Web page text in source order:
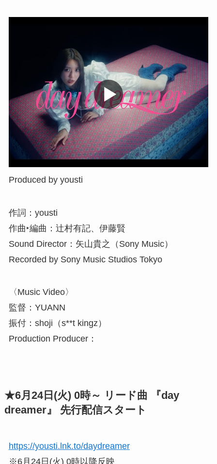
Produced by yousti
作詞：yousti
作曲‣編曲：辻村有記、伊藤賢
Sound Director：矢山貴之（Sony Music）
Recorded by Sony Music Studios Tokyo
〈Music Video〉
監督：YUANN
振付：shoji（s**t kingz）
Production Producer：
★6月24日(火) 0時～ リード曲 『day
dreamer』 先行配信スタート
https://yousti.lnk.to/daydreamer
※6月24日(火) 0時以降反映